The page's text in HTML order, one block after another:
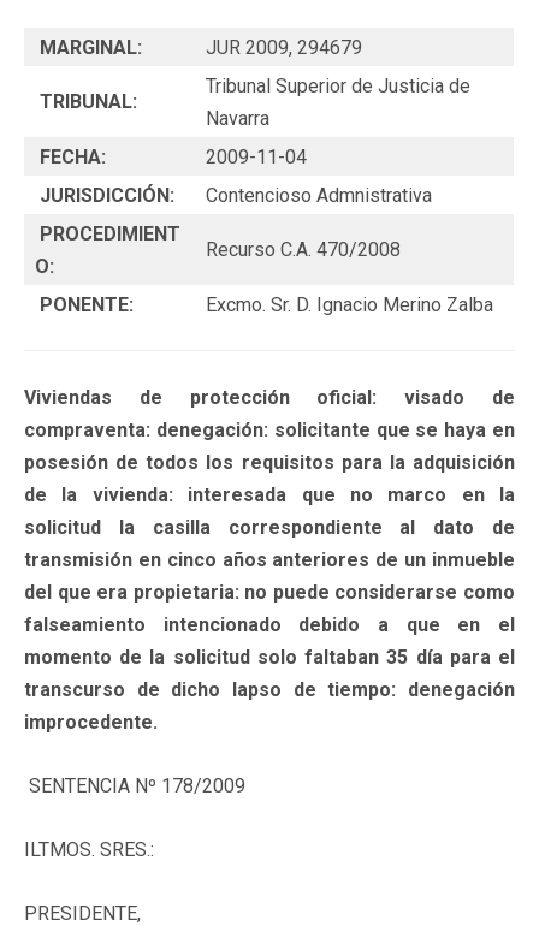
MARGINAL: JUR 2009, 294679
TRIBUNAL:
Tribunal Superior de Justicia de
Navarra
FECHA:
2009-11-04
JURISDICCIÓN:
Contencioso Admnistrativa
PROCEDIMIENT
O:
Recurso C.A. 470/2008
PONENTE: Excmo. Sr. D. Ignacio Merino Zalba
Viviendas de protección oficial: visado de
compraventa: denegación: solicitante que se haya en
posesión de todos los requisitos para la adquisición
de la vivienda: interesada que no marco en la
solicitud la casilla correspondiente al dato de
transmisión en cinco años anteriores de un inmueble
del que era propietaria: no puede considerarse como
falseamiento intencionado debido a que en el
momento de la solicitud solo faltaban 35 día para el
transcurso de dicho lapso de tiempo: denegación
improcedente.
SENTENCIA Nº 178/2009
ILTMOS. SRES.:
PRESIDENTE,